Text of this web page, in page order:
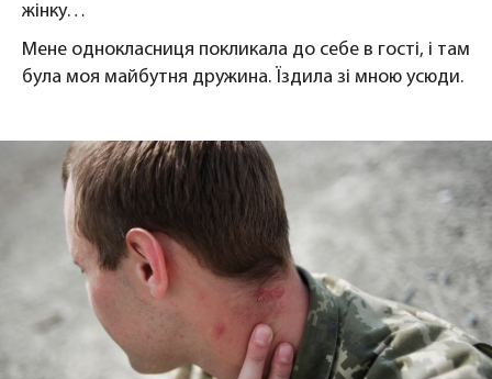
жінку…
Мене однокласниця покликала до себе в гості, і там
була моя майбутня дружина. Їздила зі мною усюди.